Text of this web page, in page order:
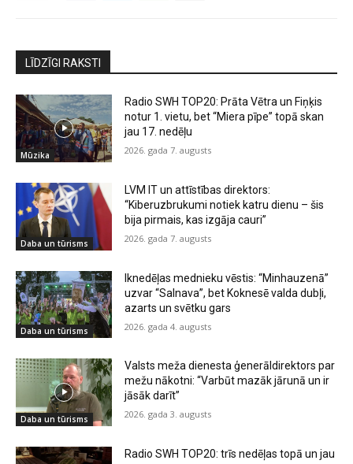
LĪDZĪGI RAKSTI
Mūzika
Radio SWH TOP20: Prāta Vētra un Fiņķis
notur 1. vietu, bet “Miera pīpe” topā skan
jau 17. nedēļu
2026. gada 7. augusts
Daba un tūrisms
LVM IT un attīstības direktors:
“Kiberuzbrukumi notiek katru dienu – šis
bija pirmais, kas izgāja cauri”
2026. gada 7. augusts
Daba un tūrisms
Iknedēļas mednieku vēstis: “Minhauzenā”
uzvar “Salnava”, bet Koknesē valda dubļi,
azarts un svētku gars
2026. gada 4. augusts
Daba un tūrisms
Valsts meža dienesta ģenerāldirektors par
mežu nākotni: “Varbūt mazāk jārunā un ir
jāsāk darīt”
2026. gada 3. augusts
Radio SWH TOP20: trīs nedēļas topā un jau